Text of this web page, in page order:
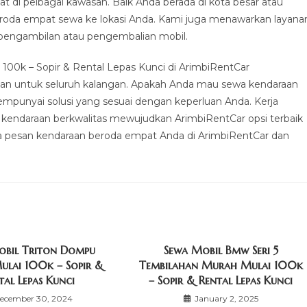
empat sewa ke lokasi Anda. Kami juga menawarkan
atau pengembalian mobil.
– Sopir & Rental Lepas Kunci di ArimbiRentCar
untuk seluruh kalangan. Apakah Anda mau sewa kendaraan
solusi yang sesuai dengan keperluan Anda. Kerja
berkwalitas mewujudkan ArimbiRentCar opsi terbaik
kendaraan beroda empat Anda di ArimbiRentCar dan
Triton Dompu
100k – Sopir &
Lepas Kunci
30, 2024
Sewa Mobil Bmw Seri 5
Tembilahan Murah Mulai 100k
– Sopir & Rental Lepas Kunci
January 2, 2025